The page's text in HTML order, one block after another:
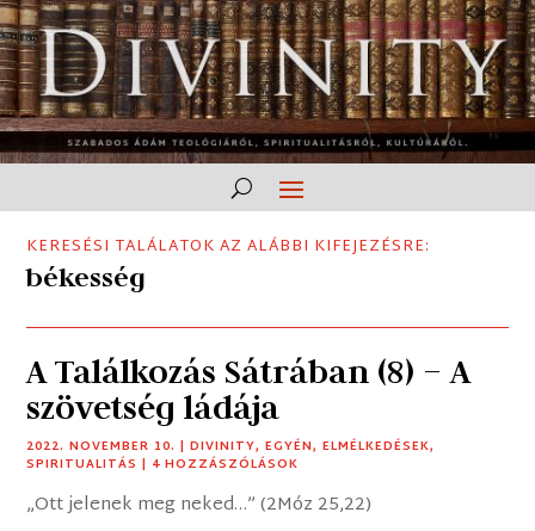
KERESÉSI TALÁLATOK AZ ALÁBBI KIFEJEZÉSRE:
békesség
A Találkozás Sátrában (8) – A
szövetség ládája
2022. NOVEMBER 10. |DIVINITY,EGYÉN,ELMÉLKEDÉSEK,
SPIRITUALITÁS | 4 HOZZÁSZÓLÁSOK
„Ott jelenek meg neked…” (2Móz 25,22)